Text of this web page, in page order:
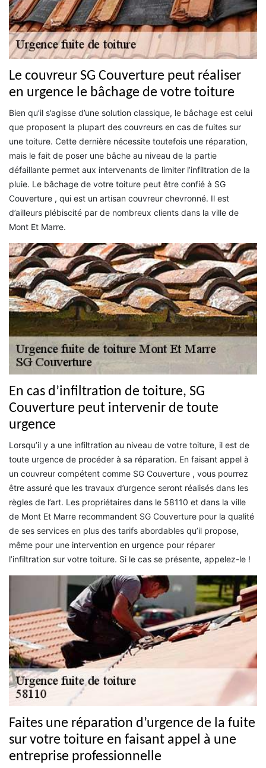
Le couvreur SG Couverture peut réaliser
en urgence le bâchage de votre toiture
Bien qu’il s’agisse d’une solution classique, le bâchage est celui
que proposent la plupart des couvreurs en cas de fuites sur
une toiture. Cette dernière nécessite toutefois une réparation,
mais le fait de poser une bâche au niveau de la partie
défaillante permet aux intervenants de limiter l’infiltration de la
pluie. Le bâchage de votre toiture peut être confié à SG
Couverture , qui est un artisan couvreur chevronné. Il est
d’ailleurs plébiscité par de nombreux clients dans la ville de
Mont Et Marre.
En cas d’infiltration de toiture, SG
Couverture peut intervenir de toute
urgence
Lorsqu’il y a une infiltration au niveau de votre toiture, il est de
toute urgence de procéder à sa réparation. En faisant appel à
un couvreur compétent comme SG Couverture , vous pourrez
être assuré que les travaux d’urgence seront réalisés dans les
règles de l’art. Les propriétaires dans le 58110 et dans la ville
de Mont Et Marre recommandent SG Couverture pour la qualité
de ses services en plus des tarifs abordables qu’il propose,
même pour une intervention en urgence pour réparer
l’infiltration sur votre toiture. Si le cas se présente, appelez-le !
Faites une réparation d’urgence de la fuite
sur votre toiture en faisant appel à une
entreprise professionnelle